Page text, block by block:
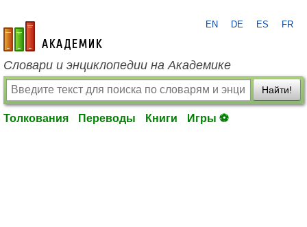
academic.ru
EN DE ES FR
Словари и энциклопедии на Академике
Найти!
Толкования Переводы Книги Игры ⚽